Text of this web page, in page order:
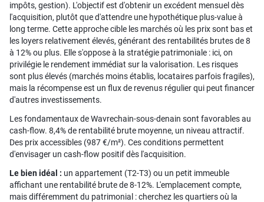
impôts, gestion). L'objectif est d'obtenir un excédent mensuel dès
l'acquisition, plutôt que d'attendre une hypothétique plus-value à
long terme. Cette approche cible les marchés où les prix sont bas et
les loyers relativement élevés, générant des rentabilités brutes de 8
à 12% ou plus. Elle s'oppose à la stratégie patrimoniale : ici, on
privilégie le rendement immédiat sur la valorisation. Les risques
sont plus élevés (marchés moins établis, locataires parfois fragiles),
mais la récompense est un flux de revenus régulier qui peut financer
d'autres investissements.
Les fondamentaux de Wavrechain-sous-denain sont favorables au
cash-flow. 8,4% de rentabilité brute moyenne, un niveau attractif.
Des prix accessibles (987 €/m²). Ces conditions permettent
d'envisager un cash-flow positif dès l'acquisition.
Le bien idéal : un appartement (T2-T3) ou un petit immeuble
affichant une rentabilité brute de 8-12%. L'emplacement compte,
mais différemment du patrimonial : cherchez les quartiers où la